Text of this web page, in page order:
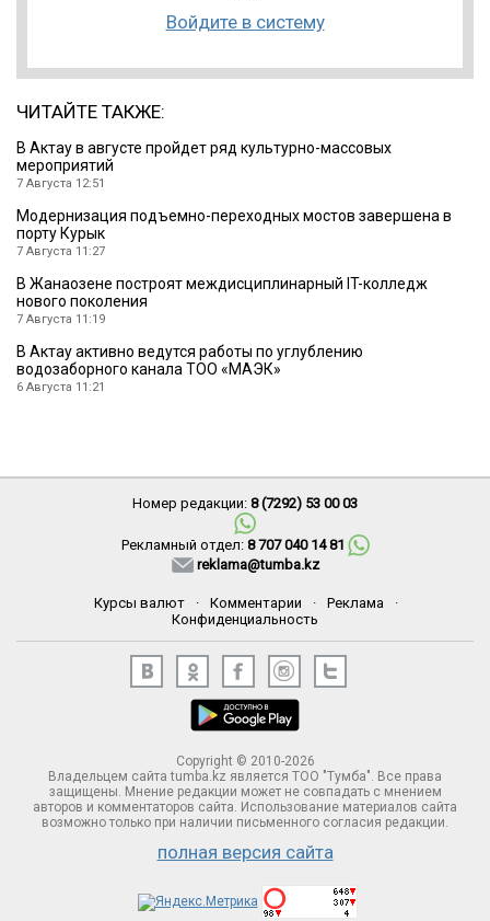
Войдите в систему
ЧИТАЙТЕ ТАКЖЕ:
В Актау в августе пройдет ряд культурно-массовых
мероприятий
7 Августа 12:51
Модернизация подъемно-переходных мостов завершена в
порту Курык
7 Августа 11:27
В Жанаозене построят междисциплинарный IT-колледж
нового поколения
7 Августа 11:19
В Актау активно ведутся работы по углублению
водозаборного канала ТОО «МАЭК»
6 Августа 11:21
Номер редакции: 8 (7292) 53 00 03
Рекламный отдел: 8 707 040 14 81
reklama@tumba.kz
Курсы валют · Комментарии · Реклама
·
Конфиденциальность
Copyright © 2010-2026
Владельцем сайта tumba.kz является ТОО "Тумба". Все права
защищены. Мнение редакции может не совпадать с мнением
авторов и комментаторов сайта. Использование материалов сайта
возможно только при наличии письменного согласия редакции.
полная версия сайта